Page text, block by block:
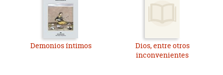
Demonios íntimos
Dios, entre otros
inconvenientes